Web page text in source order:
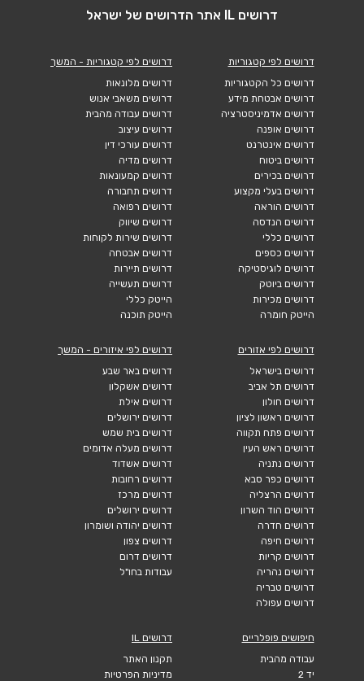
דרושים IL אתר הדרושים של ישראל
דרושים לפי קטגוריות
דרושים כל הקטגוריות
דרושים אבטחת מידע
דרושים אדמיניסטרציה
דרושים אופנה
דרושים אינטרנט
דרושים ביטוח
דרושים בכירים
דרושים בעלי מקצוע
דרושים הוראה
דרושים הנדסה
דרושים כללי
דרושים כספים
דרושים לוגיסטיקה
דרושים ביוטק
דרושים מכירות
הייטק חומרה
דרושים לפי קטגוריות - המשך
דרושים מלונאות
דרושים משאבי אנוש
דרושים עבודה מהבית
דרושים עיצוב
דרושים עורכי דין
דרושים מדיה
דרושים קמעונאות
דרושים תחבורה
דרושים רפואה
דרושים שיווק
דרושים שירות לקוחות
דרושים אבטחה
דרושים תיירות
דרושים תעשייה
הייטק כללי
הייטק תוכנה
דרושים לפי אזורים
דרושים בישראל
דרושים תל אביב
דרושים חולון
דרושים ראשון לציון
דרושים פתח תקווה
דרושים ראש העין
דרושים נתניה
דרושים כפר סבא
דרושים הרצליה
דרושים הוד השרון
דרושים חדרה
דרושים חיפה
דרושים קריות
דרושים נהריה
דרושים טבריה
דרושים עפולה
דרושים לפי איזורים - המשך
דרושים באר שבע
דרושים אשקלון
דרושים אילת
דרושים ירושלים
דרושים בית שמש
דרושים מעלה אדומים
דרושים אשדוד
דרושים רחובות
דרושים מרכז
דרושים ירושלים
דרושים יהודה ושומרון
דרושים צפון
דרושים דרום
עבודות בחו"ל
חיפושים פופלריים
עבודה מהבית
יד 2
דרושים IL
תקנון האתר
מדיניות הפרטיות